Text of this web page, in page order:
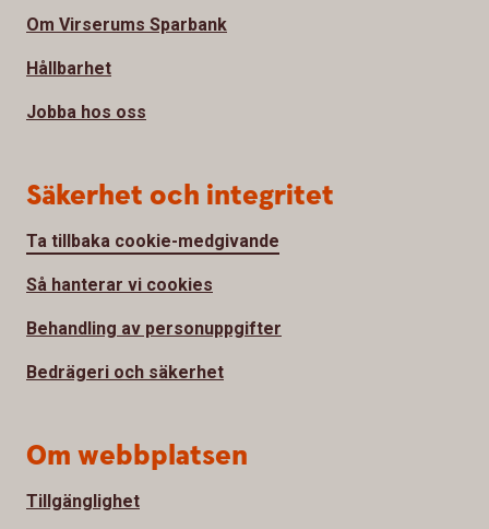
Om Virserums Sparbank
Hållbarhet
Jobba hos oss
Säkerhet och integritet
Ta tillbaka cookie-medgivande
Så hanterar vi cookies
Behandling av personuppgifter
Bedrägeri och säkerhet
Om webbplatsen
Tillgänglighet